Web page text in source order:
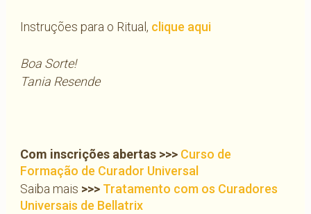
Instruções para o Ritual, clique aqui
Boa Sorte!
Tania Resende
Com inscrições abertas >>> Curso de
Formação de Curador Universal
Saiba mais >>> Tratamento com os Curadores
Universais de Bellatrix